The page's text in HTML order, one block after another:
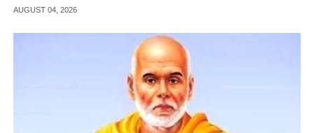
AUGUST 04, 2026